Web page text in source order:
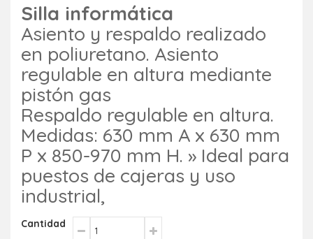
Silla informática
Asiento y respaldo realizado
en poliuretano. Asiento
regulable en altura mediante
pistón gas
Respaldo regulable en altura.
Medidas: 630 mm A x 630 mm
P x 850-970 mm H. » Ideal para
puestos de cajeras y uso
industrial,
Cantidad